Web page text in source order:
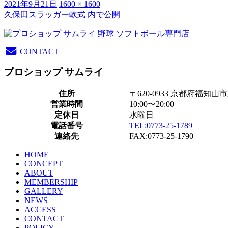
投
稿
2021年9月21日 フ
ル
イ
1600 × 1600
投
稿
ナ
ビ
久保田スラッガー軟式 内で公開
CONTACT
プロショップ サムライ
住所
〒620-0933 京都府福知山
営業時間
10:00〜20:00
定休日
水曜日
電話番号
TEL:0773-25-1789
連絡先
FAX:0773-25-1790
HOME
CONCEPT
ABOUT
MEMBERSHIP
GALLERY
NEWS
ACCESS
CONTACT